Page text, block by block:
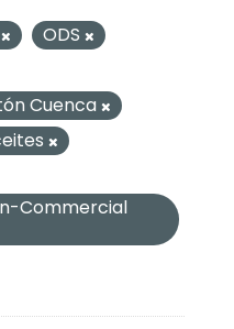
ODS
Cuenca
Commercial